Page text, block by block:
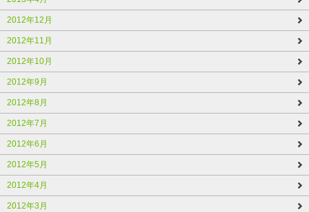
2012年12月
2012年11月
2012年10月
2012年9月
2012年8月
2012年7月
2012年6月
2012年5月
2012年4月
2012年3月